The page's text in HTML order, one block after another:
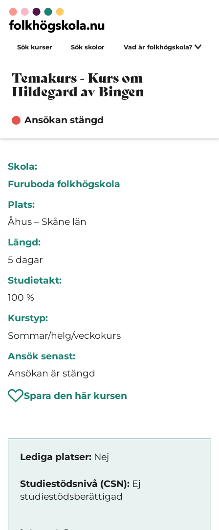
Sök kurser Sök skolor Vad är folkhögskola?
Temakurs - Kurs om
Hildegard av Bingen
Ansökan stängd
Skola:
Furuboda folkhögskola
Plats:
Åhus – Skåne län
Längd:
5 dagar
Studietakt:
100 %
Kurstyp:
Sommar/helg/veckokurs
Ansök senast:
Ansökan är stängd
Spara den här kursen
Lediga platser: Nej
Studiestödsnivå (CSN): Ej
studiestödsberättigad